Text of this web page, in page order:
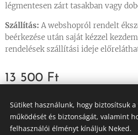
légmentesen zárt tasakban vagy
Szállítás: A webshopról rendelt
beérkezése után saját kézzel
rendelések szállítási ideje
13 500Ft
© 2023 Minden jog
Sütiket használunk, hogy biztosítsuk
működését és biztonságát, valamint
felhasználói élményt kínáljuk Neked.